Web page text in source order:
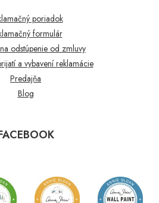
poriadok
formulár
odstúpenie od zmluvy
a vybavení reklamácie
Predajňa
Blog